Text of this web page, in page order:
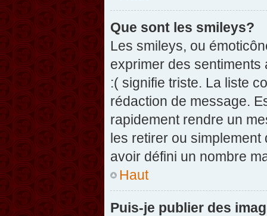
Que sont les smileys?
Les smileys, ou
exprimer des
:( signifie triste. La liste
rédaction de message.
rapidement rendre un
les retirer ou simplement
avoir défini un nombre
Haut
Puis-je publier des